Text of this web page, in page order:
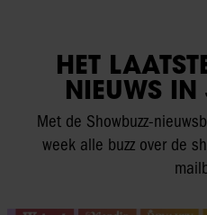
HET
NIEUWS
Met de Showbuzz-
week alle buzz over de